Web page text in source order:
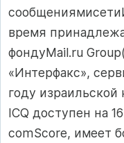
время
фондуMail.ru
«Интерфакс»,
году
ICQ доступен на
comScore, имеет